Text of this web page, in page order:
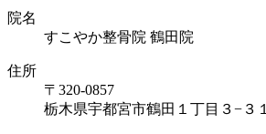
院名
すこやか整骨院 鶴田院
住所
〒320-0857
栃木県宇都宮市鶴田１丁目３−３１